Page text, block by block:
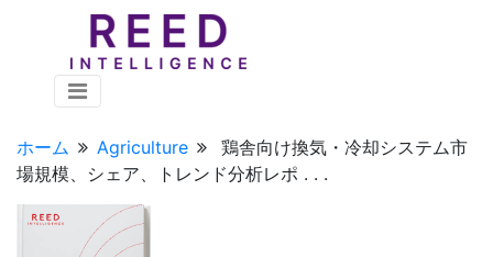
ホーム Agriculture
鶏舎向け換気・冷却システム市
場規模、シェア、トレンド分析レポ . . .